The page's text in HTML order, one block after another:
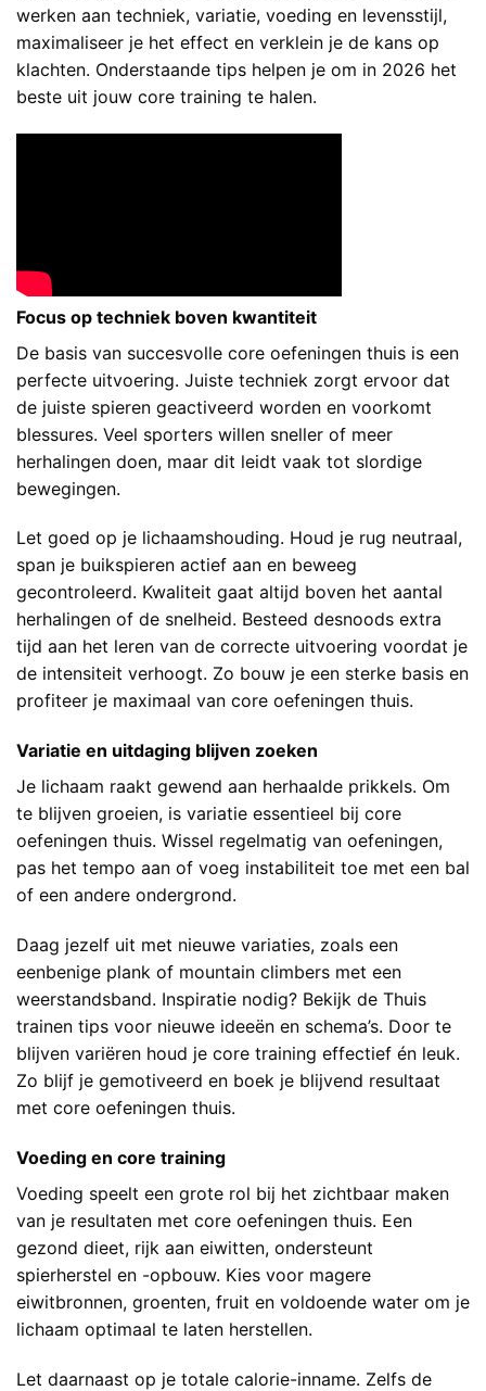
werken aan techniek, variatie, voeding en levensstijl,
maximaliseer je het effect en verklein je de kans op
klachten. Onderstaande tips helpen je om in 2026 het
beste uit jouw core training te halen.
Focus op techniek boven kwantiteit
De basis van succesvolle core oefeningen thuis is een
perfecte uitvoering. Juiste techniek zorgt ervoor dat
de juiste spieren geactiveerd worden en voorkomt
blessures. Veel sporters willen sneller of meer
herhalingen doen, maar dit leidt vaak tot slordige
bewegingen.
Let goed op je lichaamshouding. Houd je rug neutraal,
span je buikspieren actief aan en beweeg
gecontroleerd. Kwaliteit gaat altijd boven het aantal
herhalingen of de snelheid. Besteed desnoods extra
tijd aan het leren van de correcte uitvoering voordat je
de intensiteit verhoogt. Zo bouw je een sterke basis en
profiteer je maximaal van core oefeningen thuis.
Variatie en uitdaging blijven zoeken
Je lichaam raakt gewend aan herhaalde prikkels. Om
te blijven groeien, is variatie essentieel bij core
oefeningen thuis. Wissel regelmatig van oefeningen,
pas het tempo aan of voeg instabiliteit toe met een bal
of een andere ondergrond.
Daag jezelf uit met nieuwe variaties, zoals een
eenbenige plank of mountain climbers met een
weerstandsband. Inspiratie nodig? Bekijk de Thuis
trainen tips voor nieuwe ideeën en schema’s. Door te
blijven variëren houd je core training effectief én leuk.
Zo blijf je gemotiveerd en boek je blijvend resultaat
met core oefeningen thuis.
Voeding en core training
Voeding speelt een grote rol bij het zichtbaar maken
van je resultaten met core oefeningen thuis. Een
gezond dieet, rijk aan eiwitten, ondersteunt
spierherstel en -opbouw. Kies voor magere
eiwitbronnen, groenten, fruit en voldoende water om je
lichaam optimaal te laten herstellen.
Let daarnaast op je totale calorie-inname. Zelfs de